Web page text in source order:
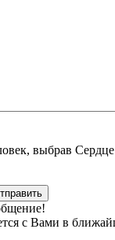
выбрав Сердце
с Вами в